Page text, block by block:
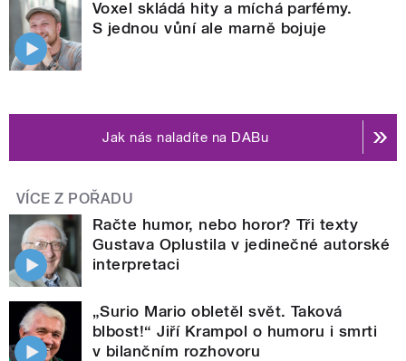
Voxel skládá hity a míchá parfémy.
S jednou vůní ale marně bojuje
Jak nás naladíte na DABu
VÍCE Z POŘADU
Račte humor, nebo horor? Tři texty
Gustava Oplustila v jedinečné autorské
interpretaci
„Surio Mario obletěl svět. Taková
blbost!“ Jiří Krampol o humoru i smrti
v bilančním rozhovoru